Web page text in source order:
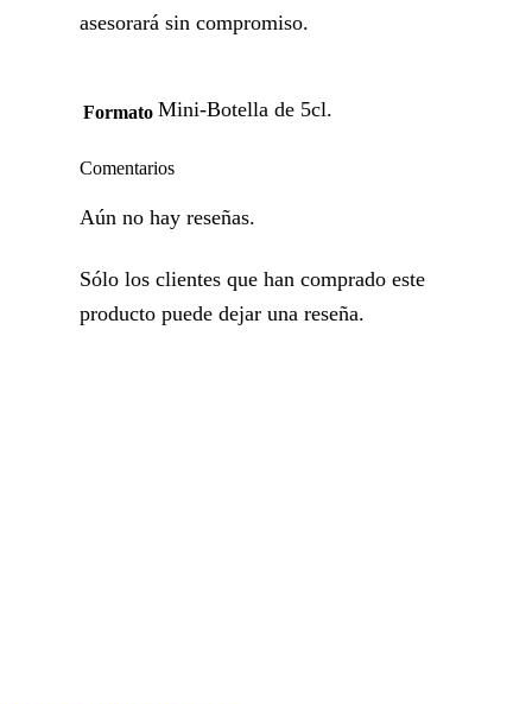
asesorará sin compromiso.
Formato Mini-Botella de 5cl.
Comentarios
Aún no hay reseñas.
Sólo los clientes que han comprado este
producto puede dejar una reseña.